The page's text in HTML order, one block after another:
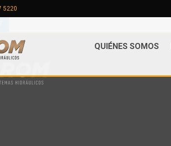
5220
QUIÉNES SOMOS